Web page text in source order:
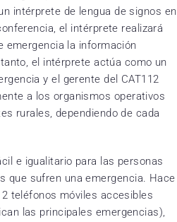
intérprete de lengua de signos en
el intérprete realizará
emergencia la información
el intérprete actúa como un
y el gerente del CAT112
a los organismos operativos
rurales, dependiendo de cada
e igualitario para las personas
que sufren una emergencia. Hace
teléfonos móviles accesibles
las principales emergencias),